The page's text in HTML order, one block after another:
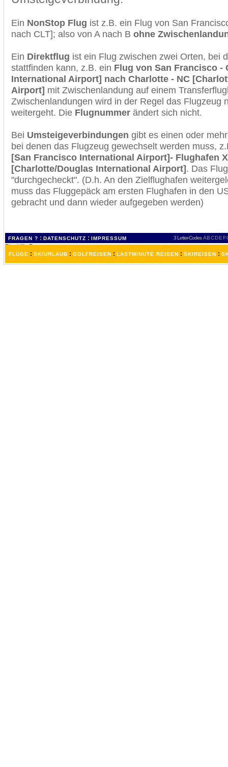
Ein NonStop Flug ist z.B. ein Flug von San
nach CLT]; also von A nach B ohne
Ein Direktflug ist ein Flug zwischen zwei Orten, bei
stattfinden kann, z.B. ein Flug von San Francisco -
International Airport] nach Charlotte - NC
Airport] mit Zwischenlandung auf einem
Zwischenlandungen wird in der Regel das Flugzeug
weitergeht. Die Flugnummer ändert sich nicht.
Bei Umsteigeverbindungen gibt es einen oder
bei denen das Flugzeug gewechselt werden muss,
[San Francisco International Airport]- Flughafen
[Charlotte/Douglas International Airport]. Das
"durchgecheckt". (D.h. An den Zielflughafen
muss das Fluggepäck am ersten Flughafen in den
gebracht und dann wieder aufgegeben werden)
FRAGEN ? : DATENSCHUTZ : IMPRESSUM 3 Letter-Codes ABCDEF
FLÜGE : SKIURLAUB : GOLFREISEN : LASTMINUTE REISEN : SKIREISEN :